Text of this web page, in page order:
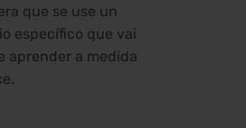
que se use un
específico que vai
aprender a medida